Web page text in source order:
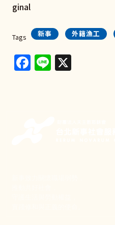
ginal
Tags 新事 外籍漁工
Facebook
Line